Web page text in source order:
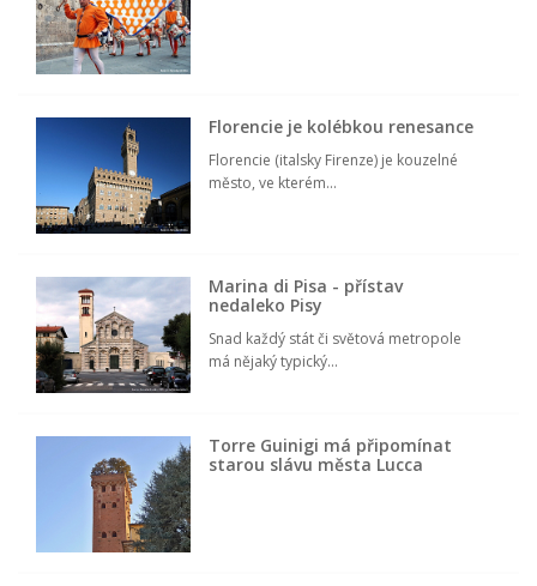
Florencie je kolébkou renesance
Florencie (italsky Firenze) je kouzelné
město, ve kterém...
Marina di Pisa - přístav
nedaleko Pisy
Snad každý stát či světová metropole
má nějaký typický...
Torre Guinigi má připomínat
starou slávu města Lucca